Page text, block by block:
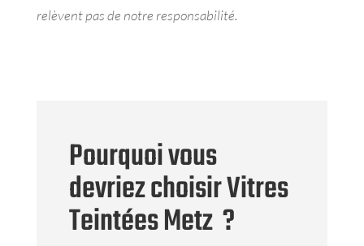
relèvent pas de notre responsabilité.
Pourquoi vous
devriez choisir Vitres
Teintées Metz ?